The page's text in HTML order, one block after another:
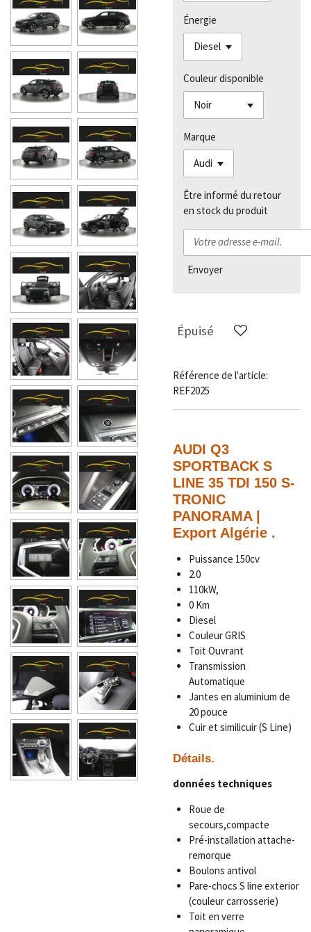
Énergie
Couleur disponible
Marque
Être informé du retour
en stock du produit
Envoyer
Épuisé
Référence de l'article:
REF2025
AUDI Q3
SPORTBACK S
LINE 35 TDI 150 S-
TRONIC
PANORAMA |
Export Algérie .
Puissance 150cv
2.0
110kW,
0 Km
Diesel
Couleur GRIS
Toit Ouvrant
Transmission
Automatique
Jantes en aluminium de
20 pouce
Cuir et similicuir (S Line)
Détails.
données techniques
Roue de
secours,compacte
Pré-installation attache-
remorque
Boulons antivol
Pare-chocs S line exterior
(couleur carrosserie)
Toit en verre